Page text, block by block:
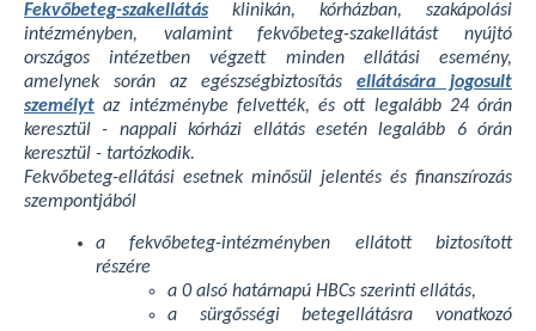
Fekvőbeteg-szakellátás klinikán, kórházban, szakápolási
intézményben, valamint fekvőbeteg-szakellátást nyújtó
országos intézetben végzett minden ellátási esemény,
amelynek során az egészségbiztosítás ellátására jogosult
személyt az intézménybe felvették, és ott legalább 24 órán
keresztül - nappali kórházi ellátás esetén legalább 6 órán
keresztül - tartózkodik.
Fekvőbeteg-ellátási esetnek minősül jelentés és finanszírozás
szempontjából
a fekvőbeteg-intézményben ellátott biztosított
részére
a 0 alsó határnapú HBCs szerinti ellátás,
a sürgősségi betegellátásra vonatkozó